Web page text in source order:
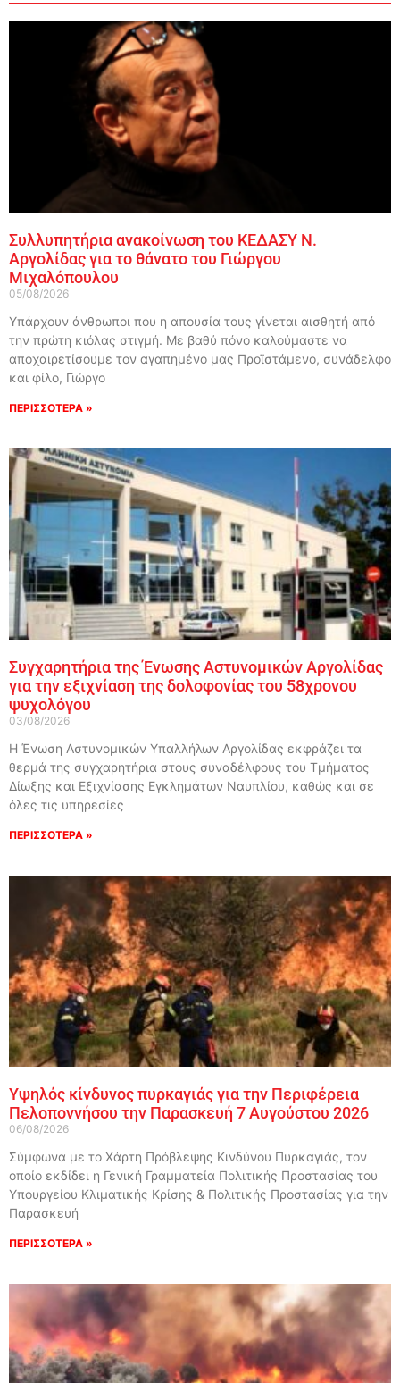
Συλλυπητήρια ανακοίνωση του ΚΕΔΑΣΥ Ν.
Αργολίδας για το θάνατο του Γιώργου
Μιχαλόπουλου
05/08/2026
Υπάρχουν άνθρωποι που η απουσία τους γίνεται αισθητή από
την πρώτη κιόλας στιγμή. Με βαθύ πόνο καλούμαστε να
αποχαιρετίσουμε τον αγαπημένο μας Προϊστάμενο, συνάδελφο
και φίλο, Γιώργο
ΠΕΡΙΣΣΟΤΕΡΑ »
Συγχαρητήρια της Ένωσης Αστυνομικών Αργολίδας
για την εξιχνίαση της δολοφονίας του 58χρονου
ψυχολόγου
03/08/2026
Η Ένωση Αστυνομικών Υπαλλήλων Αργολίδας εκφράζει τα
θερμά της συγχαρητήρια στους συναδέλφους του Τμήματος
Δίωξης και Εξιχνίασης Εγκλημάτων Ναυπλίου, καθώς και σε
όλες τις υπηρεσίες
ΠΕΡΙΣΣΟΤΕΡΑ »
Υψηλός κίνδυνος πυρκαγιάς για την Περιφέρεια
Πελοποννήσου την Παρασκευή 7 Αυγούστου 2026
06/08/2026
Σύμφωνα με το Χάρτη Πρόβλεψης Κινδύνου Πυρκαγιάς, τον
οποίο εκδίδει η Γενική Γραμματεία Πολιτικής Προστασίας του
Υπουργείου Κλιματικής Κρίσης & Πολιτικής Προστασίας για την
Παρασκευή
ΠΕΡΙΣΣΟΤΕΡΑ »